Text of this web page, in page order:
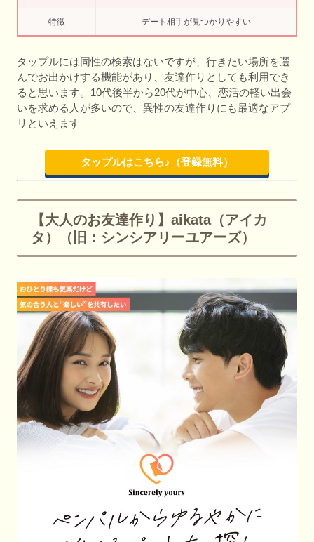
特徴 デート相手が見つかりやすい
タップルには同性の検索はないですが、行きたい場所を選
んでお出かけする機能があり、友達作りとしても利用でき
ると思います。10代後半から20代が中心、恋活の軽い出会
いを求める人が多いので、異性の友達作りにも最適なアプ
リといえます
タップルはこちら♪（登録無料）
【大人のお友達作り】aikata（アイカ
タ）（旧：シンシアリーユアーズ）